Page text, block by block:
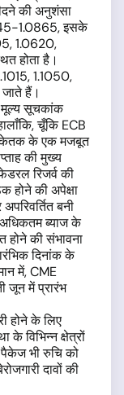
की अनुशंसा
1.0865, इसके
1.0620,
होता है।
1.1050,
हैं।
मूल्य सूचकांक
चूँकि ECB
के एक मजबूत
की मुख्य
रिजर्व की
होने की अपेक्षा
बनी
ब्याज के
होने की संभावना
दिनांक के
में, CME
जून में प्रारंभ
होने के लिए
के विभिन्न क्षेत्रों
पैकेज भी रुचि को
दावों की